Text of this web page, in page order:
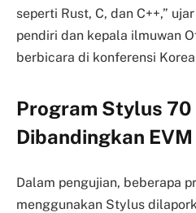
seperti Rust, C, dan C++,”
pendiri dan kepala ilmuwan
berbicara di konferensi
Program Stylus
Dibandingkan EVM
Dalam pengujian, beberapa
menggunakan Stylus